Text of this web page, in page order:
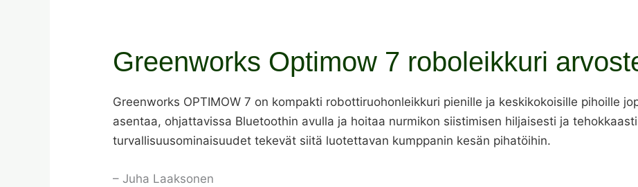
Greenworks Optimow 7 roboleikkuri
Greenworks OPTIMOW 7 on kompakti robottiruohonleikkuri pienille ja keskikokoisille pihoille
asentaa, ohjattavissa Bluetoothin avulla ja hoitaa nurmikon siistimisen hiljaisesti ja
turvallisuusominaisuudet tekevät siitä luotettavan kumppanin kesän pihatöihin.
– Juha Laaksonen